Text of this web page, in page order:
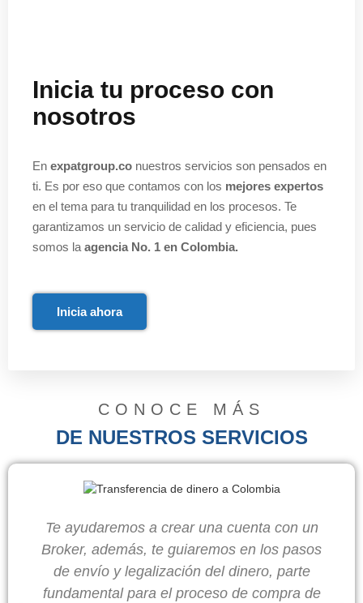
Inicia tu proceso con
nosotros
En expatgroup.co nuestros servicios son pensados en
ti. Es por eso que contamos con los mejores expertos
en el tema para tu tranquilidad en los procesos. Te
garantizamos un servicio de calidad y eficiencia, pues
somos la agencia No. 1 en Colombia.
Inicia ahora
CONOCE MÁS
DE NUESTROS SERVICIOS
Te ayudaremos a crear una cuenta con un
Broker, además, te guiaremos en los pasos
de envío y legalización del dinero, parte
fundamental para el proceso de compra de